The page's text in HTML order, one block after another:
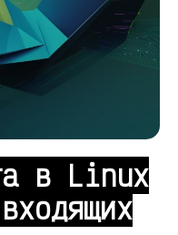
в Linux